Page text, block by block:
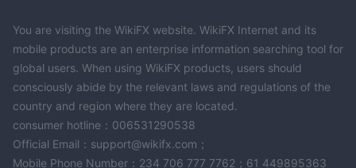
You are visiting the WikiFX website. WikiFX Internet and its
mobile products are an enterprise information searching tool for
global users. When using WikiFX products, users should
consciously abide by the relevant laws and regulations of the
country and region where they are located.
consumer hotline：006531290538
Official Email：support@wikifx.com；
Mobile Phone Number：234 706 777 7762；61 449895363